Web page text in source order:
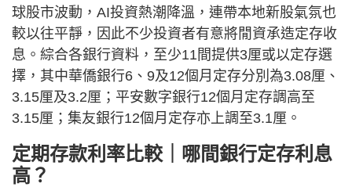
球股市波動，AI投資熱潮降溫，連帶本地新股氣氛也
較以往平靜，因此不少投資者有意將閒資承造定存收
息。綜合各銀行資料，至少11間提供3厘或以定存選
擇，其中華僑銀行6、9及12個月定存分別為3.08厘、
3.15厘及3.2厘；平安數字銀行12個月定存調高至
3.15厘；集友銀行12個月定存亦上調至3.1厘。
定期存款利率比較｜哪間銀行定存利息
高？